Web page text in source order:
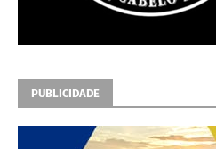
PUBLICIDADE